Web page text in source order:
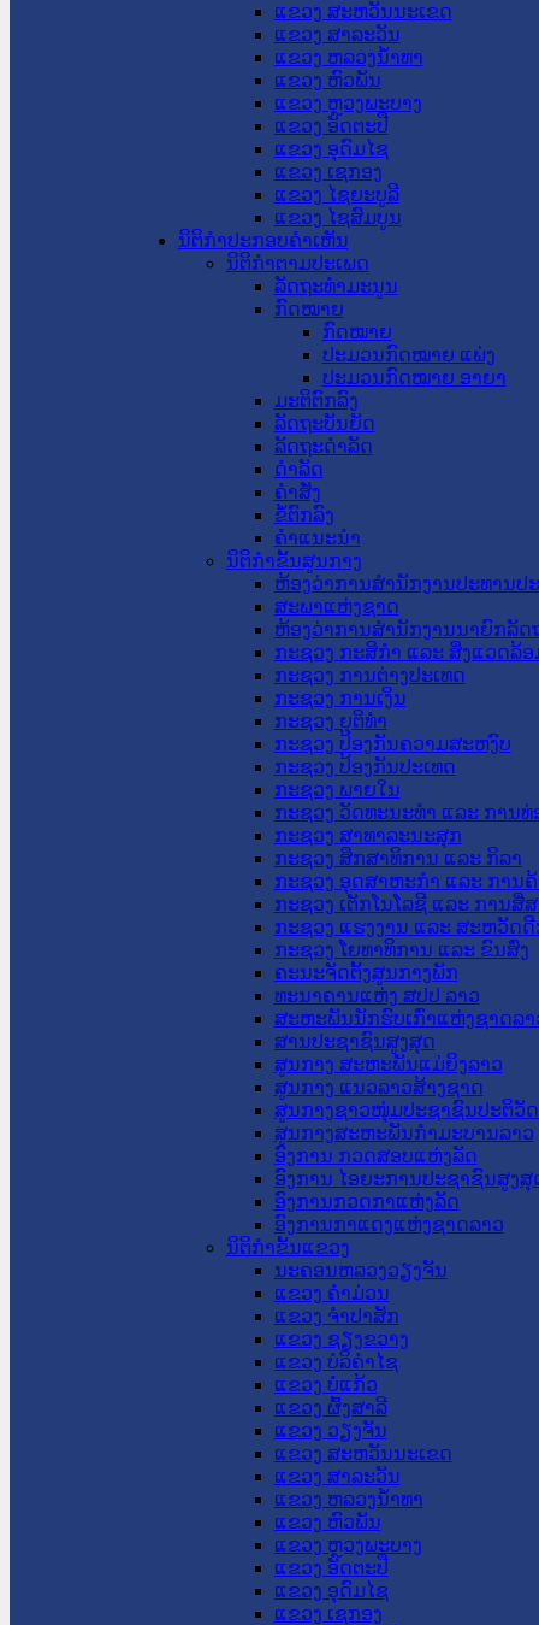
ແຂວງ ສະຫວັນນະເຂດ
ແຂວງ ສາລະວັນ
ແຂວງ ຫລວງນໍ້າທາ
ແຂວງ ຫົວພັນ
ແຂວງ ຫຼວງພະບາງ
ແຂວງ ອັດຕະປື
ແຂວງ ອຸດົມໄຊ
ແຂວງ ເຊກອງ
ແຂວງ ໄຊຍະບູລີ
ແຂວງ ໄຊສົມບູນ
ນິຕິກໍາປະກອບຄໍາເຫັນ
ນິຕິກໍາຕາມປະເພດ
ລັດຖະທໍາມະນູນ
ກົດໝາຍ
ກົດໝາຍ
ປະມວນກົດໝາຍ ແພ່ງ
ປະມວນກົດໝາຍ ອາຍາ
ມະຕິຕົກລົງ
ລັດຖະບັນຍັດ
ລັດຖະດໍາລັດ
ດໍາລັດ
ຄໍາສັ່ງ
ຂໍ້ຕົກລົງ
ຄໍາແນະນໍາ
ນິຕິກຳຂັ້ນສູນກາງ
ຫ້ອງວ່າການສໍານັກງານປະທານປ
ສະພາແຫ່ງຊາດ
ຫ້ອງວ່າການສຳນັກງານນາຍົກລັດ
ກະຊວງ ກະສິກຳ ແລະ ສິ່ງແວດລ້ອ
ກະຊວງ ການຕ່າງປະເທດ
ກະຊວງ ການເງິນ
ກະຊວງ ຍຸຕິທໍາ
ກະຊວງ ປ້ອງກັນຄວາມສະຫງົບ
ກະຊວງ ປ້ອງກັນປະເທດ
ກະຊວງ ພາຍໃນ
ກະຊວງ ວັດທະນະທຳ ແລະ ການທ່
ກະຊວງ ສາທາລະນະສຸກ
ກະຊວງ ສຶກສາທິການ ແລະ ກິລາ
ກະຊວງ ອຸດສາຫະກຳ ແລະ ການຄ້
ກະຊວງ ເຕັກໂນໂລຊີ ແລະ ການສື່
ກະຊວງ ແຮງງານ ແລະ ສະຫວັດ
ກະຊວງ ໂຍທາທິການ ແລະ ຂົນສົ່ງ
ຄະນະຈັດຕັ້ງສູນກາງພັກ
ທະນາຄານແຫ່ງ ສປປ ລາວ
ສະຫະພັນນັກຮົບເກົ່າແຫ່ງຊາດລາ
ສານປະຊາຊົນສູງສຸດ
ສູນກາງ ສະຫະພັນແມ່ຍິງລາວ
ສູນກາງ ແນວລາວສ້າງຊາດ
ສູນກາງຊາວໜຸ່ມປະຊາຊົນປະຕິວັ
ສູນກາງສະຫະພັນກຳມະບານລາວ
ອົງການ ກວດສອບແຫ່ງລັດ
ອົງການ ໄອຍະການປະຊາຊົນສູງສຸ
ອົງການກວດກາແຫ່ງລັດ
ອົງການກາແດງແຫ່ງຊາດລາວ
ນິຕິກໍາຂັ້ນແຂວງ
ນະ​ຄອນ​ຫລວງວຽງຈັນ
ແຂວງ ຄໍາມ່ວນ
ແຂວງ ຈໍາປາສັກ
ແຂວງ ຊຽງຂວາງ
ແຂວງ ບໍລິຄໍາໄຊ
ແຂວງ ບໍ່ແກ້ວ
ແຂວງ ຜົ້ງສາລີ
ແຂວງ ວຽງຈັນ
ແຂວງ ສະຫວັນນະເຂດ
ແຂວງ ສາລະວັນ
ແຂວງ ຫລວງນໍ້າທາ
ແຂວງ ຫົວພັນ
ແຂວງ ຫຼວງພະບາງ
ແຂວງ ອັດຕະປື
ແຂວງ ອຸດົມໄຊ
ແຂວງ ເຊກອງ